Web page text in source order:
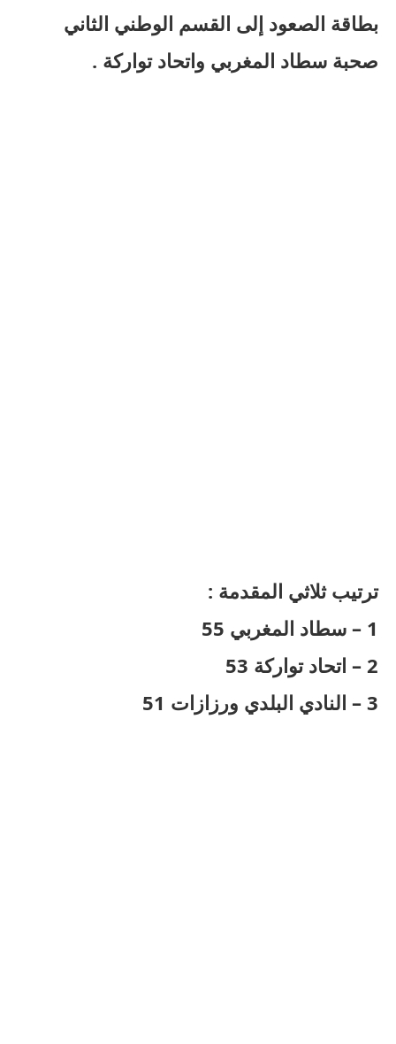
بطاقة الصعود إلى القسم الوطني الثاني
صحبة سطاد المغربي واتحاد تواركة .
ترتيب ثلاثي المقدمة :
1 – سطاد المغربي 55
2 – اتحاد تواركة 53
3 – النادي البلدي ورزازات 51